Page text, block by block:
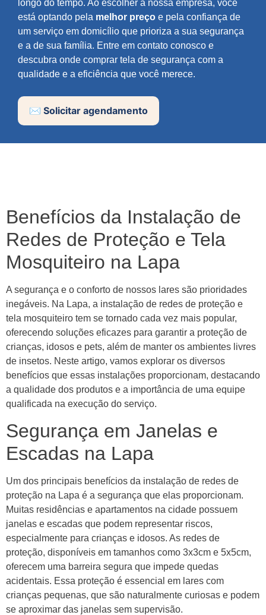
longo do tempo. Ao escolher a nossa empresa, você
está optando pela melhor preço e pela confiança de
um serviço em domicílio que prioriza a sua segurança
e a de sua família. Entre em contato conosco e
descubra onde comprar tela de segurança com a
qualidade e a eficiência que você merece.
✉️ Solicitar agendamento
Benefícios da Instalação de
Redes de Proteção e Tela
Mosquiteiro na Lapa
A segurança e o conforto de nossos lares são prioridades
inegáveis. Na Lapa, a instalação de redes de proteção e
tela mosquiteiro tem se tornado cada vez mais popular,
oferecendo soluções eficazes para garantir a proteção de
crianças, idosos e pets, além de manter os ambientes livres
de insetos. Neste artigo, vamos explorar os diversos
benefícios que essas instalações proporcionam, destacando
a qualidade dos produtos e a importância de uma equipe
qualificada na execução do serviço.
Segurança em Janelas e
Escadas na Lapa
Um dos principais benefícios da instalação de redes de
proteção na Lapa é a segurança que elas proporcionam.
Muitas residências e apartamentos na cidade possuem
janelas e escadas que podem representar riscos,
especialmente para crianças e idosos. As redes de
proteção, disponíveis em tamanhos como 3x3cm e 5x5cm,
oferecem uma barreira segura que impede quedas
acidentais. Essa proteção é essencial em lares com
crianças pequenas, que são naturalmente curiosas e podem
se aproximar das janelas sem supervisão.